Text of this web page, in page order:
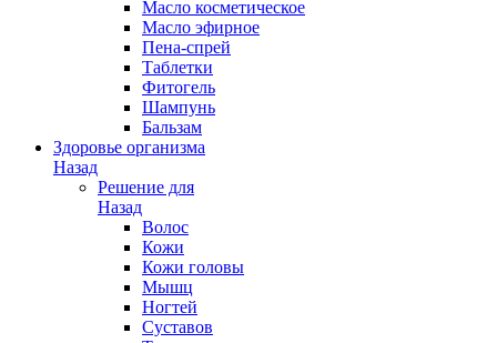
Масло косметическое
Масло эфирное
Пена-спрей
Таблетки
Фитогель
Шампунь
Бальзам
Здоровье организма
Назад
Решение для
Назад
Волос
Кожи
Кожи головы
Мышц
Ногтей
Суставов